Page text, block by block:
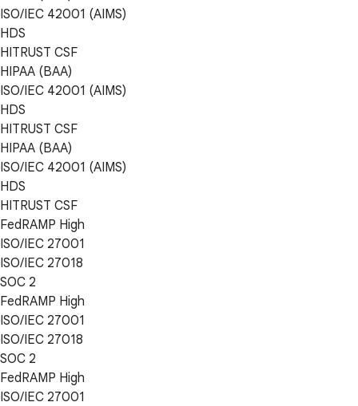
ISO/IEC 42001 (AIMS)
HDS
HITRUST CSF
HIPAA (BAA)
ISO/IEC 42001 (AIMS)
HDS
HITRUST CSF
HIPAA (BAA)
ISO/IEC 42001 (AIMS)
HDS
HITRUST CSF
FedRAMP High
ISO/IEC 27001
ISO/IEC 27018
SOC 2
FedRAMP High
ISO/IEC 27001
ISO/IEC 27018
SOC 2
FedRAMP High
ISO/IEC 27001